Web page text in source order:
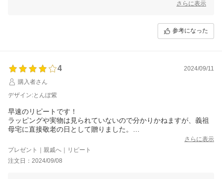
こちらこそお忙しい中レビューをありがとうございました。
さらに表示
参考になった
4
2024/09/11
購入者さん
デザイン:とんぼ紫
早速のリピートです！
ラッピングや実物は見られていないので分かりかねますが、義祖
母宅に直接敬老の日として贈りました。
ありがとうございました！
さらに表示
プレゼント｜親戚へ｜リピート
注文日：2024/09/08